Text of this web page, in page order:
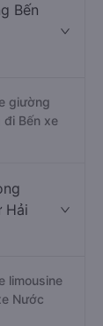
Bến
giường
đi Bến xe
Hải
limousine
Nước